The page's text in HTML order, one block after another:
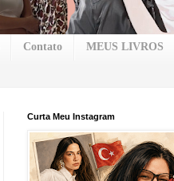
Contato MEUS LIVROS
Curta Meu Instagram